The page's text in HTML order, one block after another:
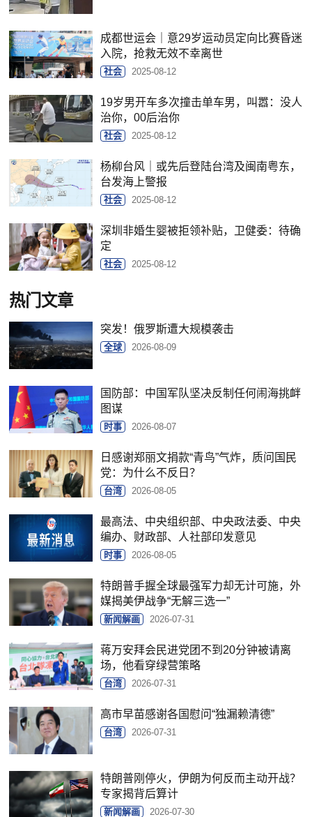
成都世运会｜意29岁运动员定向比赛昏迷
入院，抢救无效不幸离世
社会 2025-08-12
19岁男开车多次撞击单车男，叫嚣：没人
治你，00后治你
社会 2025-08-12
杨柳台风｜或先后登陆台湾及闽南粤东，
台发海上警报
社会 2025-08-12
深圳非婚生婴被拒领补贴，卫健委：待确
定
社会 2025-08-12
热门文章
突发！俄罗斯遭大规模袭击
全球 2026-08-09
国防部：中国军队坚决反制任何闹海挑衅
图谋
时事 2026-08-07
日感谢郑丽文捐款“青鸟”气炸，质问国民
党：为什么不反日？
台湾 2026-08-05
最高法、中央组织部、中央政法委、中央
编办、财政部、人社部印发意见
时事 2026-08-05
特朗普手握全球最强军力却无计可施，外
媒揭美伊战争“无解三选一”
新闻解画 2026-07-31
蒋万安拜会民进党团不到20分钟被请离
场，他看穿绿营策略
台湾 2026-07-31
高市早苗感谢各国慰问“独漏赖清德”
台湾 2026-07-31
特朗普刚停火，伊朗为何反而主动开战？
专家揭背后算计
新闻解画 2026-07-30